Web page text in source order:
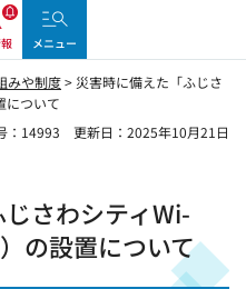
メニュー
みや制度> 災害時に備えた「ふじさ
について
：14993
更新日：2025年10月21日
さわシティWi-
の設置について